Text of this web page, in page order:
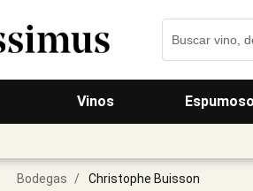
Vinos
Bodegas / Christophe Buisson